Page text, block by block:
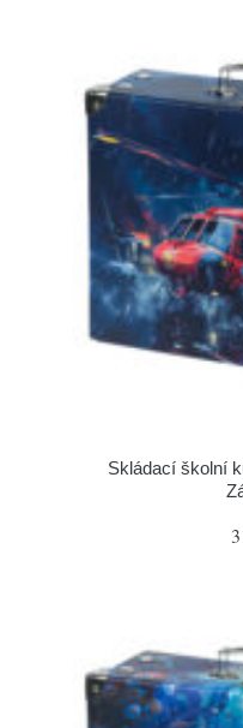
Skládací školní